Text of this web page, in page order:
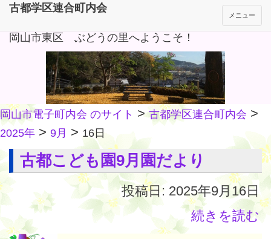
岡山市東区 ぶどうの里へようこそ！
メニュー
古都学区連合町内会
岡山市電子町内会 のサイト >古都学区連合町内会 >
2025年 > 9月 > 16日
古都こども園9月園だより
投稿日: 2025年9月16日
続きを読む